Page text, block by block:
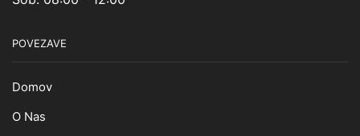
POVEZAVE
Domov
O Nas